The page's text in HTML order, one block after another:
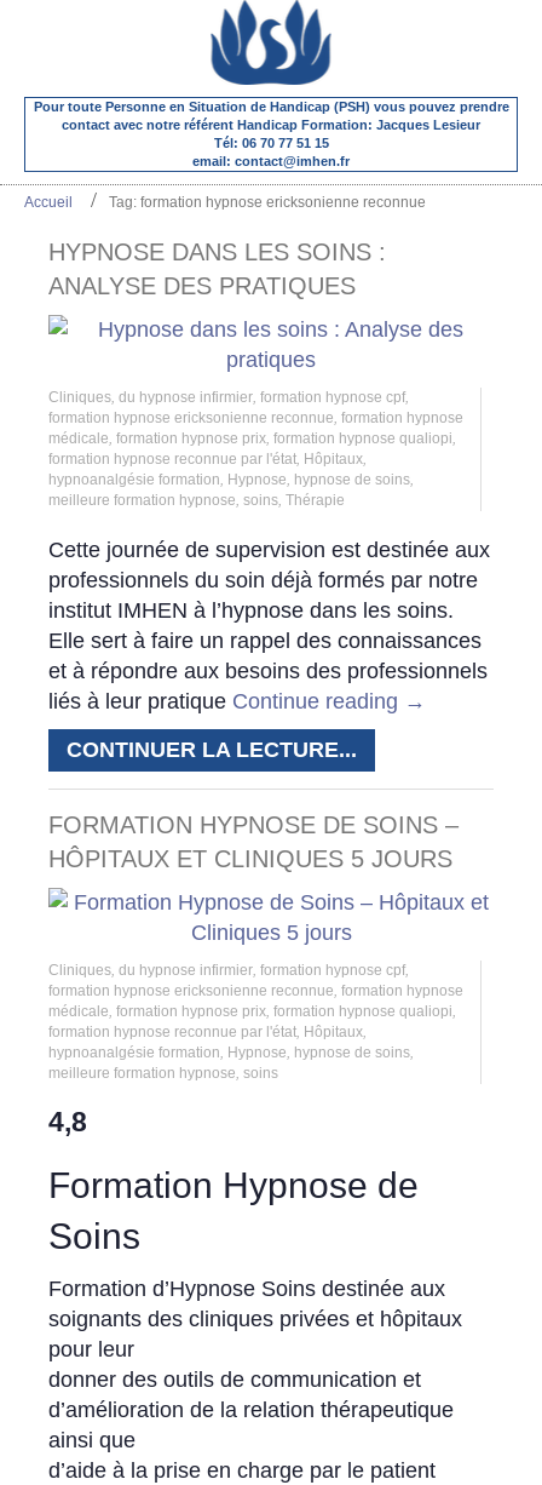
Pour toute Personne en Situation de Handicap (PSH) vous pouvez prendre
contact avec notre référent Handicap Formation: Jacques Lesieur
Tél: 06 70 77 51 15
email: contact@imhen.fr
Accueil Tag: formation hypnose ericksonienne reconnue
HYPNOSE DANS LES SOINS :
ANALYSE DES PRATIQUES
Cliniques du hypnose infirmier formation hypnose cpf,
formation hypnose ericksonienne reconnue formation hypnose
médicale formation hypnose prix formation hypnose qualiopi
formation hypnose reconnue par l'état Hôpitaux
hypnoanalgésie formation Hypnose hypnose de soins
meilleure formation hypnose soins Thérapie
Cette journée de supervision est destinée aux
professionnels du soin déjà formés par notre
institut IMHEN à l’hypnose dans les soins.
Elle sert à faire un rappel des connaissances
et à répondre aux besoins des professionnels
liés à leur pratique Continue reading →
CONTINUER LA LECTURE...
FORMATION HYPNOSE DE SOINS –
HÔPITAUX ET CLINIQUES 5 JOURS
Cliniques du hypnose infirmier formation hypnose cpf,
formation hypnose ericksonienne reconnue formation hypnose
médicale formation hypnose prix formation hypnose qualiopi
formation hypnose reconnue par l'état Hôpitaux
hypnoanalgésie formation Hypnose hypnose de soins
meilleure formation hypnose soins
4,8
Formation Hypnose de
Soins
Formation d’Hypnose Soins destinée aux
soignants des cliniques privées et hôpitaux
pour leur
donner des outils de communication et
d’amélioration de la relation thérapeutique
ainsi que
d’aide à la prise en charge par le patient